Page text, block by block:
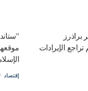
براذرز
إقتصاد